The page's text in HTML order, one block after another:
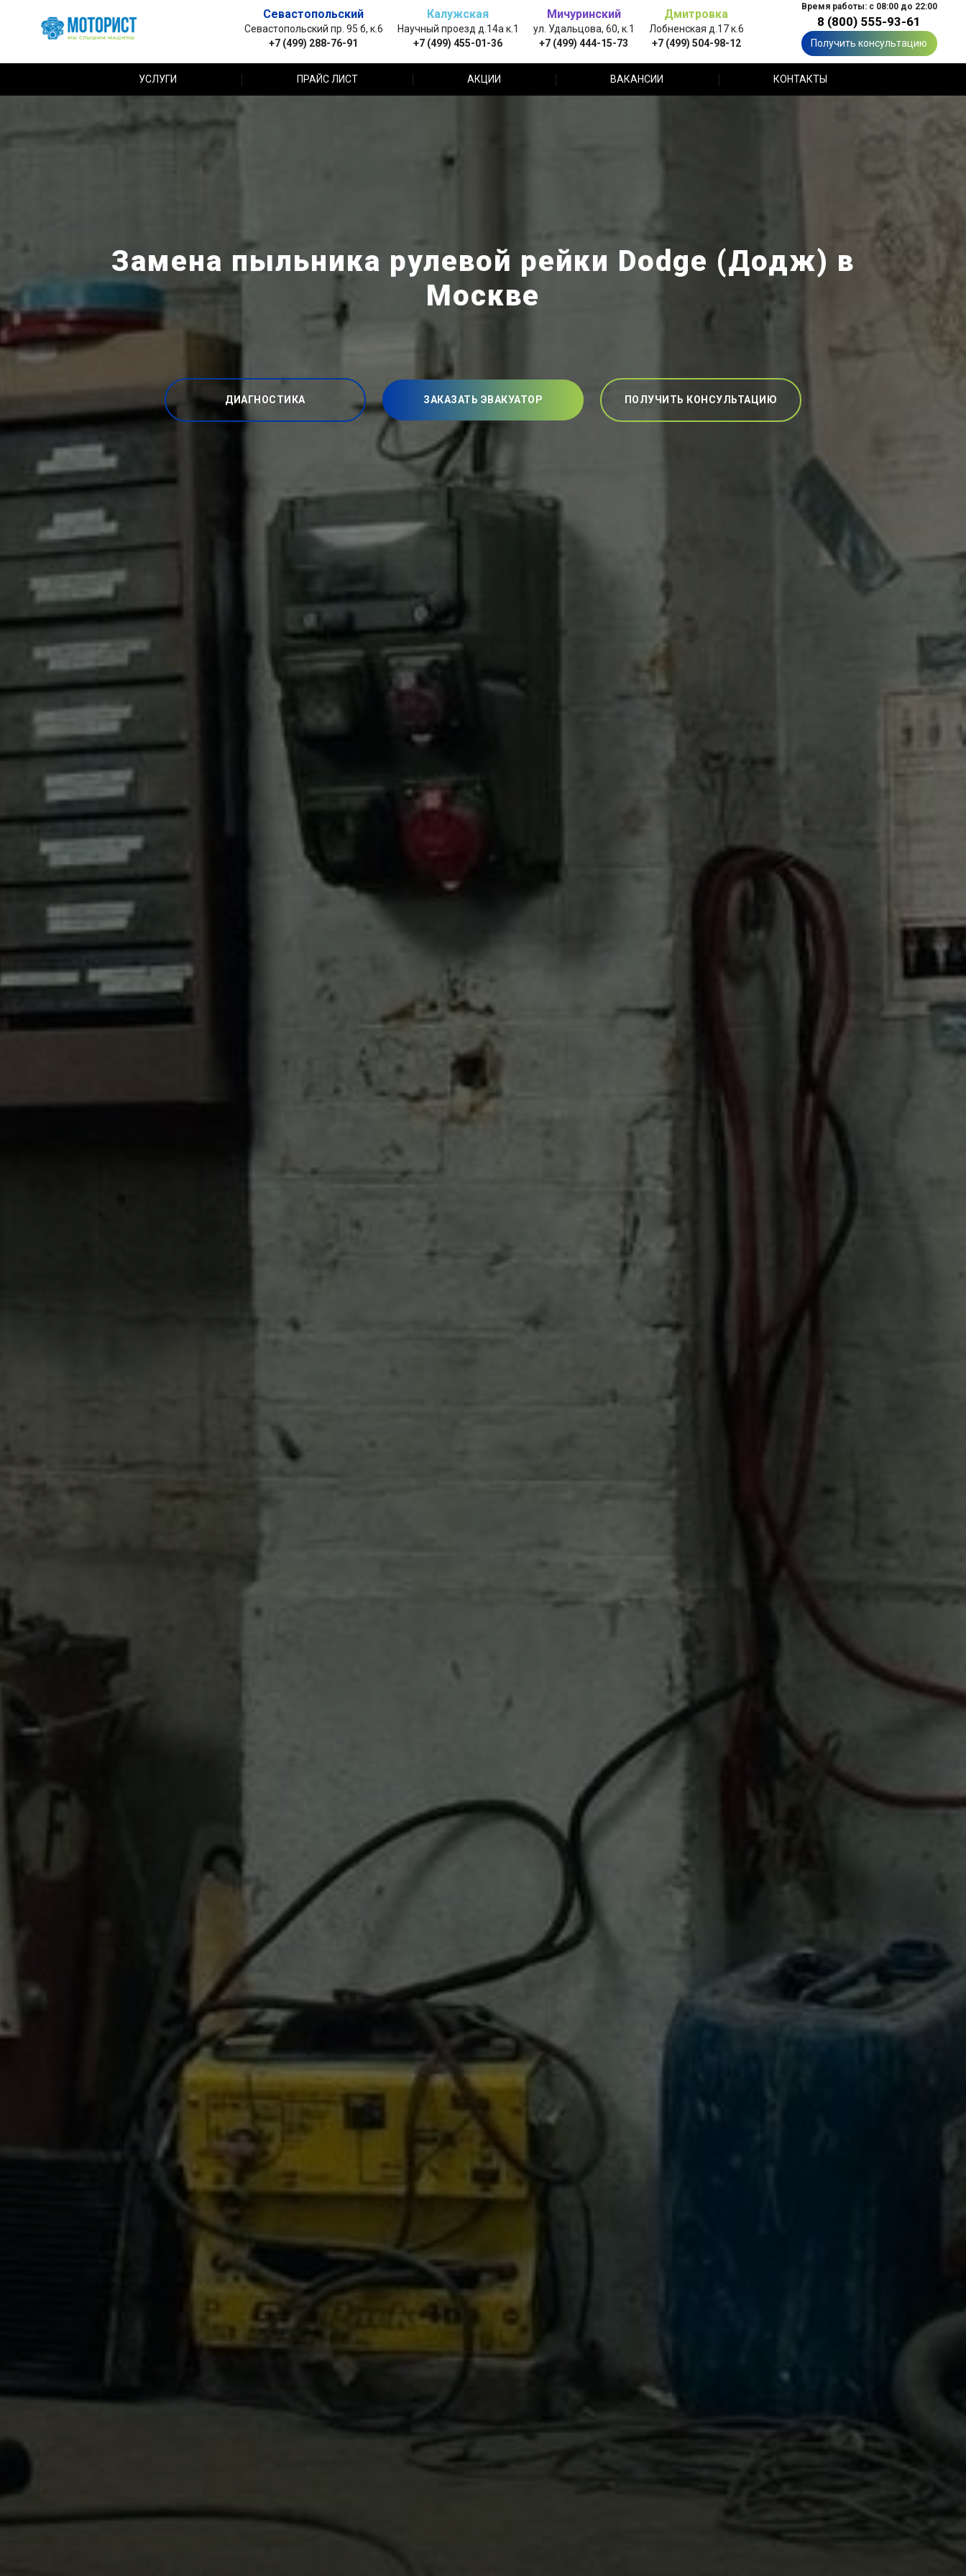
Севастопольский
Севастопольский пр. 95 б, к.6
+7 (499) 288-76-91
Калужская
Научный проезд д.14а к.1
+7 (499) 455-01-36
Мичуринский
ул. Удальцова, 60, к.1
+7 (499) 444-15-73
Дмитровка
Лобненская д.17 к.6
+7 (499) 504-98-12
Время работы: с 08:00 до 22:00
8 (800) 555-93-61
Получить консультацию
УСЛУГИ ПРАЙС ЛИСТ АКЦИИ ВАКАНСИИ КОНТАКТЫ
Замена пыльника рулевой рейки Dodge (Додж) в
Москве
ДИАГНОСТИКА ЗАКАЗАТЬ ЭВАКУАТОР ПОЛУЧИТЬ КОНСУЛЬТАЦИЮ